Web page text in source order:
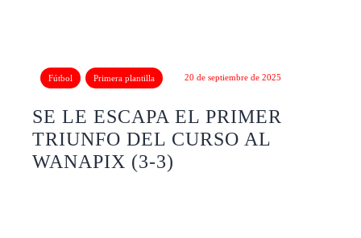
Fútbol Primera plantilla 20 de septiembre de 2025
SE LE ESCAPA EL PRIMER
TRIUNFO DEL CURSO AL
WANAPIX (3-3)